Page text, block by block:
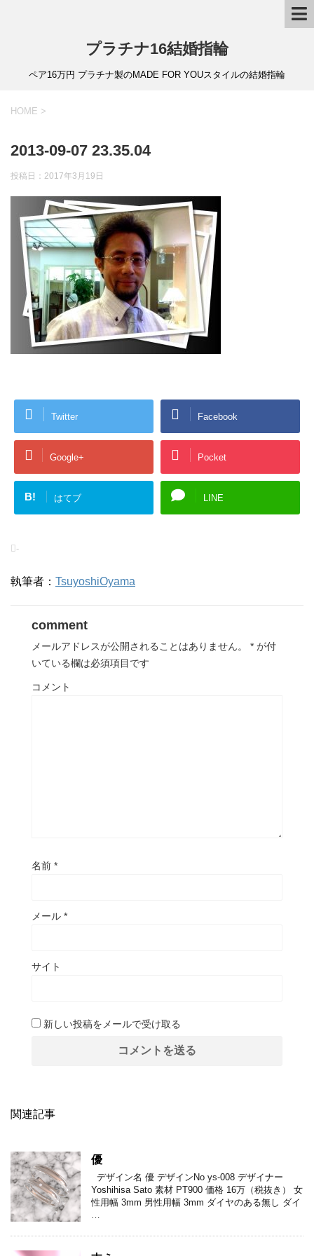
プラチナ16結婚指輪
ペア16万円 プラチナ製のMADE FOR YOUスタイルの結婚指輪
HOME >
2013-09-07 23.35.04
投稿日： 2017年3月19日
Twitter Facebook
Google+ Pocket
B! はてブ LINE
-
執筆者： TsuyoshiOyama
comment
メールアドレスが公開されることはありません。 * が付
いている欄は必須項目です
コメント
名前 *
メール *
サイト
新しい投稿をメールで受け取る
関連記事
優
デザイン名 優 デザインNo ys-008 デザイナー
Yoshihisa Sato 素材 PT900 価格 16万（税抜き） 女
性用幅 3mm 男性用幅 3mm ダイヤのある無し ダイ
…